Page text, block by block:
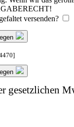
versenden?
gesetzlichen